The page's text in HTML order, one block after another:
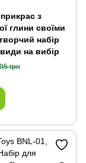
з
глини своїми
набір
на вибір
грн